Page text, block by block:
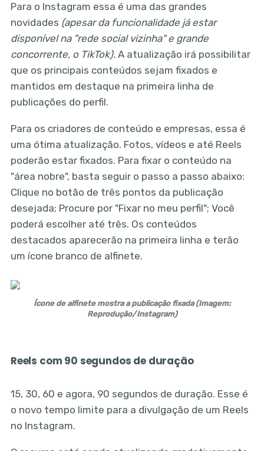
Para o Instagram essa é uma das grandes
novidades (apesar da funcionalidade já estar
disponível na "rede social vizinha" e grande
concorrente, o TikTok). A atualização irá possibilitar
que os principais conteúdos sejam fixados e
mantidos em destaque na primeira linha de
publicações do perfil.
Para os criadores de conteúdo e empresas, essa é
uma ótima atualização. Fotos, vídeos e até Reels
poderão estar fixados. Para fixar o conteúdo na
"área nobre", basta seguir o passo a passo abaixo:
Clique no botão de três pontos da publicação
desejada; Procure por "Fixar no meu perfil"; Você
poderá escolher até três. Os conteúdos
destacados aparecerão na primeira linha e terão
um ícone branco de alfinete.
Ícone de alfinete mostra a publicação fixada (Imagem:
Reprodução/Instagram)
Reels com 90 segundos de duração
15, 30, 60 e agora, 90 segundos de duração. Esse é
o novo tempo limite para a divulgação de um Reels
no Instagram.